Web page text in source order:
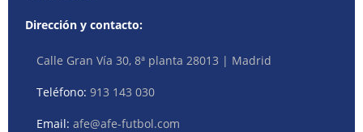
Dirección y contacto:
Calle Gran Vía 30, 8ª planta 28013 | Madrid
Teléfono:913 143 030
Email:afe@afe-futbol.com